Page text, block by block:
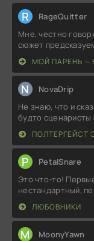
R RageQuitter
Мне, честно
сюжет
МОЙ ПАРЕНЬ —
N NovaDrip
Не знаю, что и
будто сценаристы
ПОЛТЕРГЕЙСТ
P PetalSnare
Это что-то!
нестандартный,
ЛЮБОВНИКИ
M MoonyYawn